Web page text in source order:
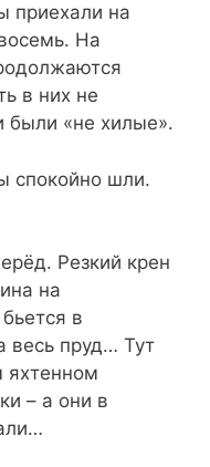
приехали на
На
в них не
были «не хилые».
спокойно шли.
Резкий крен
на
в
весь пруд… Тут
– а они в